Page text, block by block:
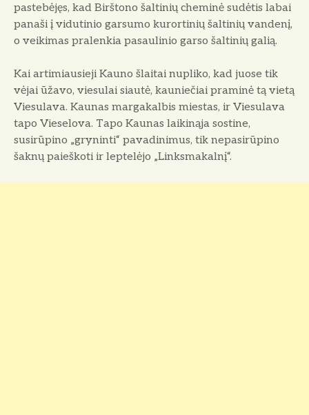
pastebėjęs, kad Birštono šaltinių cheminė sudėtis labai
panaši į vidutinio garsumo kurortinių šaltinių vandenį,
o veikimas pralenkia pasaulinio garso šaltinių galią.
Kai artimiausieji Kauno šlaitai nupliko, kad juose tik
vėjai ūžavo, viesulai siautė, kauniečiai praminė tą vietą
Viesulava. Kaunas margakalbis miestas, ir Viesulava
tapo Vieselova. Tapo Kaunas laikinąja sostine,
susirūpino „gryninti“ pavadinimus, tik nepasirūpino
šaknų paieškoti ir leptelėjo „Linksmakalnį“.